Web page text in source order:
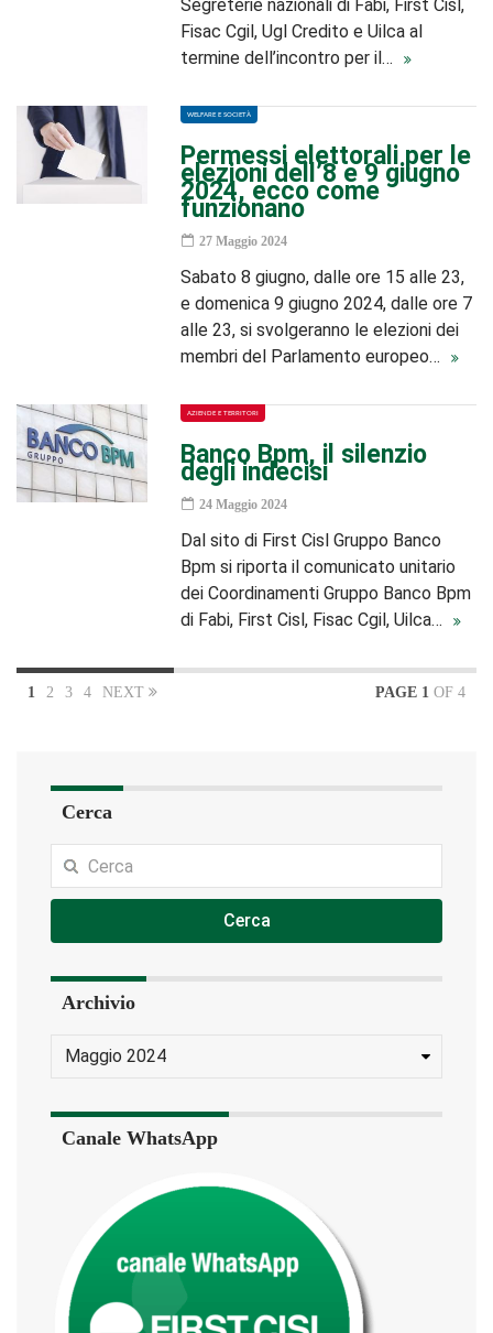
Segreterie nazionali di Fabi, First Cisl,
Fisac Cgil, Ugl Credito e Uilca al
termine dell’incontro per il…
WELFARE E SOCIETÀ
Permessi elettorali per le
elezioni dell’8 e 9 giugno
2024, ecco come
funzionano
27 Maggio 2024
Sabato 8 giugno, dalle ore 15 alle 23,
e domenica 9 giugno 2024, dalle ore 7
alle 23, si svolgeranno le elezioni dei
membri del Parlamento europeo…
AZIENDE E TERRITORI
Banco Bpm, il silenzio
degli indecisi
24 Maggio 2024
Dal sito di First Cisl Gruppo Banco
Bpm si riporta il comunicato unitario
dei Coordinamenti Gruppo Banco Bpm
di Fabi, First Cisl, Fisac Cgil, Uilca…
1 2 3 4 NEXT PAGE 1 OF 4
Cerca
Cerca
Archivio
Canale WhatsApp